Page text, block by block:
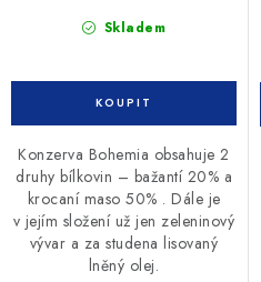
Skladem
Konzerva Bohemia obsahuje 2
druhy bílkovin – bažantí 20% a
krocaní maso 50% . Dále je
v jejím složení už jen zeleninový
vývar a za studena lisovaný
lněný olej.